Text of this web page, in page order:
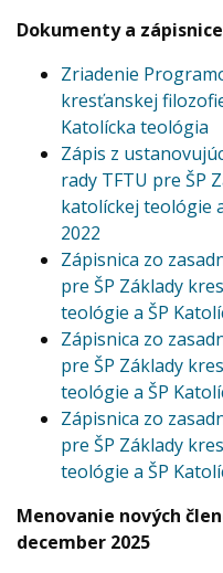
Dokumenty a zápisnice
Zriadenie
kresťanskej
Katolícka teológia
Zápis z
rady TFTU pre ŠP
katolíckej teológie
2022
Zápisnica zo
pre ŠP Základy
teológie a ŠP
Zápisnica zo
pre ŠP Základy
teológie a ŠP
Zápisnica zo
pre ŠP Základy
teológie a ŠP
Menovanie nových
december 2025